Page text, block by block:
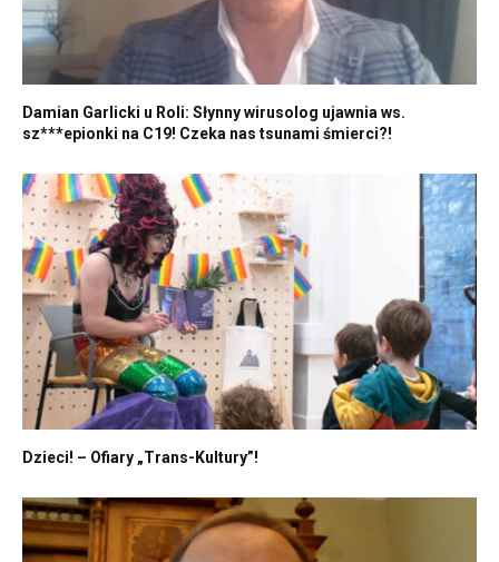
Damian Garlicki u Roli: Słynny wirusolog ujawnia ws.
sz***epionki na C19! Czeka nas tsunami śmierci?!
Dzieci! – Ofiary „Trans-Kultury”!